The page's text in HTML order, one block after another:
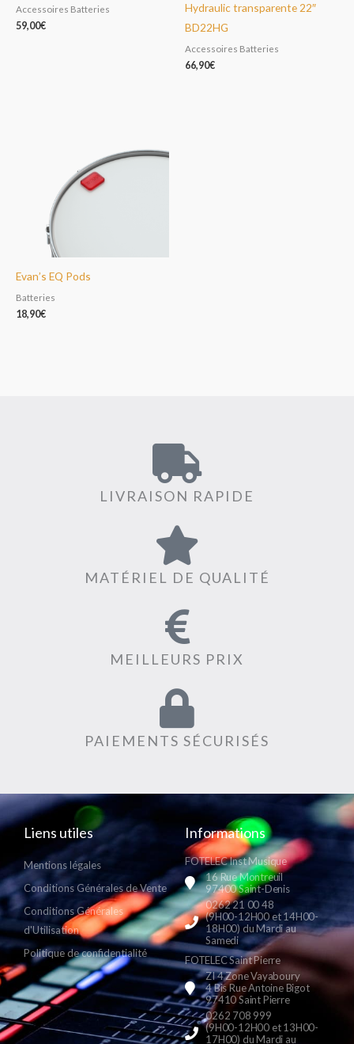
Accessoires Batteries
59,00€
Hydraulic transparente 22″
BD22HG
Accessoires Batteries
66,90€
Evan’s EQ Pods
Batteries
18,90€
LIVRAISON RAPIDE
MATÉRIEL DE QUALITÉ
MEILLEURS PRIX
PAIEMENTS SÉCURISÉS
Liens utiles
Mentions légales
Conditions Générales de Vente
Conditions Générales
d'Utilisation
Politique de confidentialité
Informations
FOTELEC Inst Musique
16 Rue Montreuil
97400 Saint-Denis
0262 21 00 48
(9H00-12H00 et 14H00-
18H00) du Mardi au
Samedi
FOTELEC Saint Pierre
ZI 4 Zone Vayaboury
4 Bis Rue Antoine Bigot
97410 Saint Pierre
0262 708 999
(9H00-12H00 et 13H00-
17H00) du Mardi au